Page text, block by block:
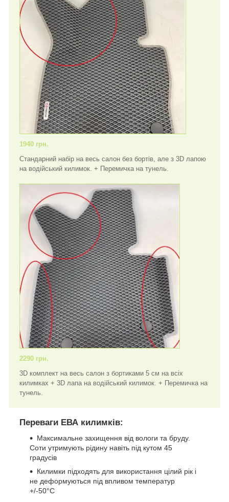
1940 грн.
Стандарний набір на весь салон без бортів, але з 3D лапою
на водійський килимок. + Перемичка на тунель.
2290 грн.
3D комплект на весь салон з бортиками 5 см на всіх
килимках + 3D лапа на водійський килимок. + Перемичка на
тунель.
Переваги ЕВА килимків:
Максимальне захищення від вологи та бруду.
Соти утримують рідину навіть під кутом 45
градусів
Килимки підходять для використання цілий рік і
не деформуються під впливом температур
+/-50°C